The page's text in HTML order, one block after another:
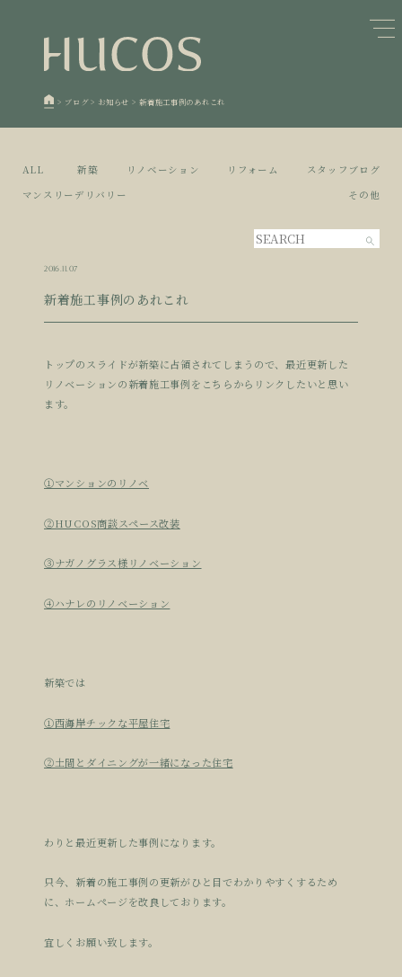
日本森林と循環
欧州住宅の文化と日本の現在地
廃棄物について知る
5 空き家とリノベーション
1 蓄熱するパッシブデザイン
2 自然素材の温もりと快適性を実現
活かすリノベーション
> ブログ> お知らせ >新着施工事例のあれこれ
ALL 新築 リノベーション リフォーム
スタッフブログ
マンスリーデリバリー
その他
2016.11.07
新着施工事例のあれこれ
トップのスライドが新築に占領されてしまうので、最近更新した
リノベーションの新着施工事例をこちらからリンクしたいと思い
ます。
①マンションのリノベ
②HUCOS商談スペース改装
③ナガノグラス様リノベーション
④ハナレのリノベーション
新築では
①西海岸チックな平屋住宅
②土間とダイニングが一緒になった住宅
わりと最近更新した事例になります。
只今、新着の施工事例の更新がひと目でわかりやすくするため
に、ホームページを改良しております。
宜しくお願い致します。